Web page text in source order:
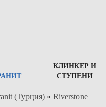
КЛИНКЕР И
СТУПЕНИ
(Турция) » Riverstone